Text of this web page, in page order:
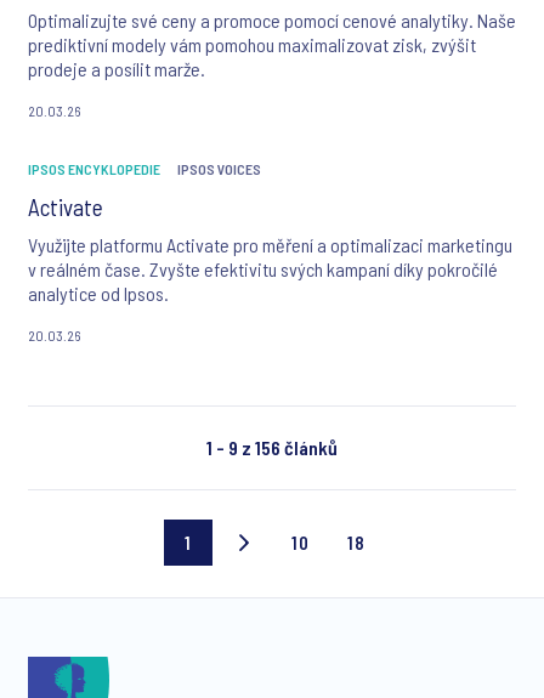
Optimalizujte své ceny a promoce pomocí cenové analytiky. Naše
prediktivní modely vám pomohou maximalizovat zisk, zvýšit
prodeje a posílit marže.
20.03.26
IPSOS ENCYKLOPEDIE IPSOS VOICES
Activate
Využijte platformu Activate pro měření a optimalizaci marketingu
v reálném čase. Zvyšte efektivitu svých kampaní díky pokročilé
analytice od Ipsos.
20.03.26
1 - 9 z 156 článků
Current
1
Page
10
Last
18